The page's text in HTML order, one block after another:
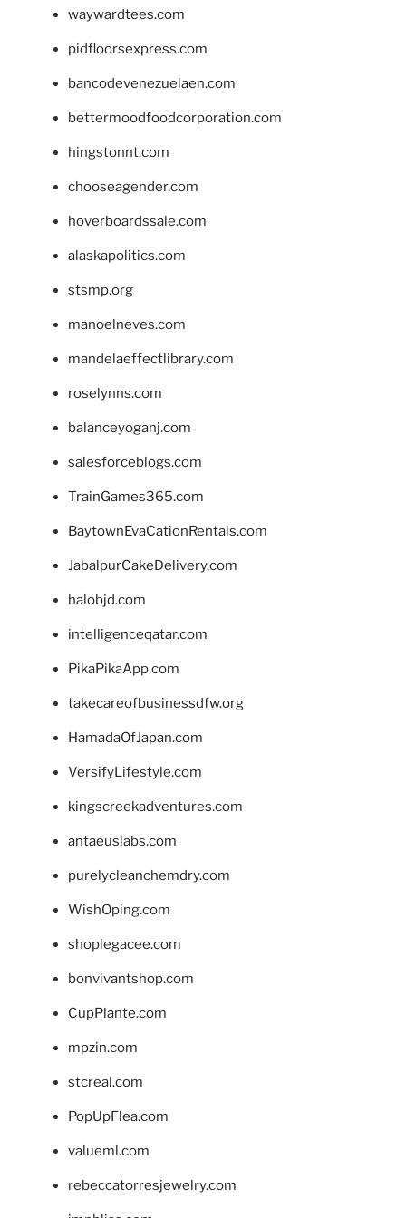
waywardtees.com
pidfloorsexpress.com
bancodevenezuelaen.com
bettermoodfoodcorporation.com
hingstonnt.com
chooseagender.com
hoverboardssale.com
alaskapolitics.com
stsmp.org
manoelneves.com
mandelaeffectlibrary.com
roselynns.com
balanceyoganj.com
salesforceblogs.com
TrainGames365.com
BaytownEvaCationRentals.com
JabalpurCakeDelivery.com
halobjd.com
intelligenceqatar.com
PikaPikaApp.com
takecareofbusinessdfw.org
HamadaOfJapan.com
VersifyLifestyle.com
kingscreekadventures.com
antaeuslabs.com
purelycleanchemdry.com
WishOping.com
shoplegacee.com
bonvivantshop.com
CupPlante.com
mpzin.com
stcreal.com
PopUpFlea.com
valueml.com
rebeccatorresjewelry.com